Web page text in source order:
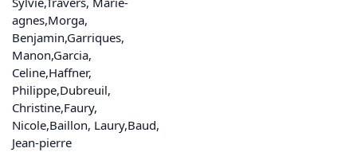
agnes,Morga,
Benjamin,Garriques,
Manon,Garcia,
Celine,Haffner,
Philippe,Dubreuil,
Christine,Faury,
Nicole,Baillon, Laury,Baud,
Jean-pierre